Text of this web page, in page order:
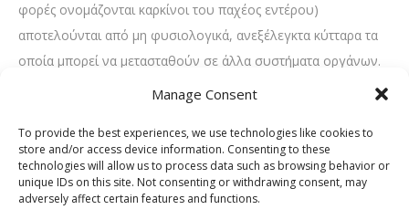
Manage Consent
To provide the best experiences, we use technologies like cookies to
store and/or access device information. Consenting to these
technologies will allow us to process data such as browsing behavior or
unique IDs on this site. Not consenting or withdrawing consent, may
adversely affect certain features and functions.
φορές ονομάζονται καρκίνοι του παχέος εντέρου)
αποτελούνται από μη φυσιολογικά, ανεξέλεγκτα κύτταρα τα
οποία μπορεί να μετασταθούν σε άλλα συστήματα οργάνων.
Οι αιμορροΐδες, από την άλλη πλευρά, είναι αιμοφόρα αγγεία
κοιλίας και / ή των δυσκοιλιώσεων / διάρροιας. Βρίσκονται
μόνο στην περιοχή του ορθού / πρωκτού και δεν
μεταστασιοποιούνται.